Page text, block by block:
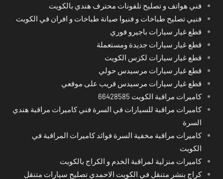
فني هواتف و تصليح تلفونات محترف هندي بالكويت
فنيي تصليح طباخات و فنيوا صيانة طباخات و افران في الكويت
قطع غيار سيارات باجيرو فوري
قطع غيار سيارات جديدة ومستعملة
قطع غيار سيارات لكزس الكويت
قطع غيار سيارات مرسيدس حولي
قطع غيار سيارات مرسيدس قريب على موقعي
كاميرات مراقبة الكويت 66428585
كاميرات مراقبة للسيارات في السرة فني كاميرات مراقبة هندي
السرة
كاميرات مراقبة مخفية السرة فوائد كاميرات المراقبة في
الكويت
كاميرات منزلية لمراقبة الخدم و الكراج بالكويت
كراج بنشر متنقل في الكويت الاحمدي تصليح سيارات متنقل